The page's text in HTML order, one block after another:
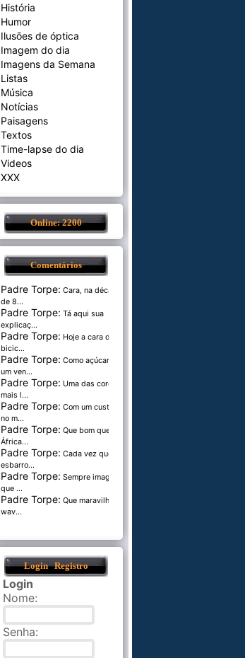
História
Humor
Ilusões de óptica
Imagem do dia
Imagens da Semana
Listas
Música
Notícias
Paisagens
Textos
Time-lapse do dia
Videos
XXX
Online: 2200
Comentários
Padre Torpe: Cara, na década
de 8...
Padre Torpe: Tá aqui sua
explicaç...
Padre Torpe: Hoje a cara de
bicic...
Padre Torpe: Como açúcar é
um ven...
Padre Torpe: Uma das cores
mais l...
Padre Torpe: Com um custo de
no m...
Padre Torpe: Que bom que a
África...
Padre Torpe: Cada vez que
esbarro...
Padre Torpe: Sempre imaginei
que ...
Padre Torpe: Que maravilha de
wav...
Login Registro
Login
Nome:
Senha: